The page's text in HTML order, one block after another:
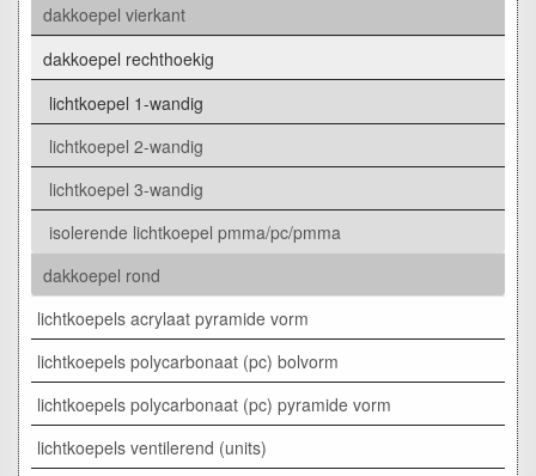
dakkoepel vierkant
dakkoepel rechthoekig
lichtkoepel 1-wandig
lichtkoepel 2-wandig
lichtkoepel 3-wandig
isolerende lichtkoepel pmma/pc/pmma
dakkoepel rond
lichtkoepels acrylaat pyramide vorm
lichtkoepels polycarbonaat (pc) bolvorm
lichtkoepels polycarbonaat (pc) pyramide vorm
lichtkoepels ventilerend (units)